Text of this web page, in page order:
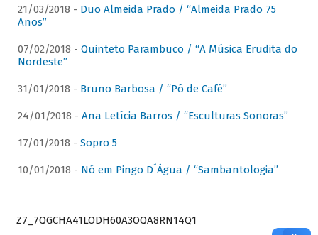
21/03/2018 - Duo Almeida Prado / “Almeida Prado 75
Anos”
07/02/2018 - Quinteto Parambuco / “A Música Erudita do
Nordeste”
31/01/2018 - Bruno Barbosa / “Pó de Café”
24/01/2018 - Ana Letícia Barros / “Esculturas Sonoras”
17/01/2018 - Sopro 5
10/01/2018 - Nó em Pingo D´Água / “Sambantologia”
Z7_7QGCHA41LODH60A3OQA8RN14Q1